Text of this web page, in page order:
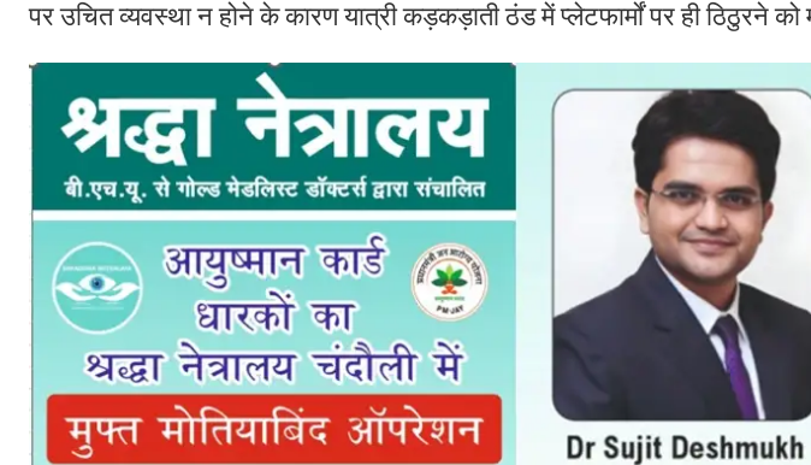
पर उचित व्यवस्था न होने के कारण यात्री कड़कड़ाती ठंड में प्लेटफार्मों पर ही ठिठुरने